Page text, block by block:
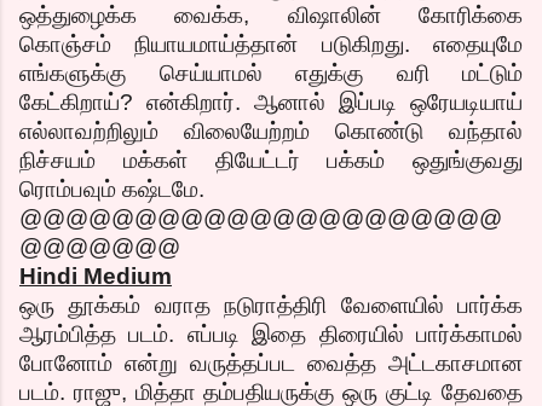
ஒத்துழைக்க வைக்க, விஷாலின் கோரிக்கை
கொஞ்சம் நியாயமாய்த்தான் படுகிறது. எதையுமே
எங்களுக்கு செய்யாமல் எதுக்கு வரி மட்டும்
கேட்கிறாய்? என்கிறார். ஆனால் இப்படி ஒரேயடியாய்
எல்லாவற்றிலும் விலையேற்றம் கொண்டு வந்தால்
நிச்சயம் மக்கள் தியேட்டர் பக்கம் ஒதுங்குவது
ரொம்பவும் கஷ்டமே.
@@@@@@@@@@@@@@@@@@@@@
@@@@@@@
Hindi Medium
ஒரு தூக்கம் வராத நடுராத்திரி வேளையில் பார்க்க
ஆரம்பித்த படம். எப்படி இதை திரையில் பார்க்காமல்
போனோம் என்று வருத்தப்பட வைத்த அட்டகாசமான
படம். ராஜு, மித்தா தம்பதியருக்கு ஒரு குட்டி தேவதை